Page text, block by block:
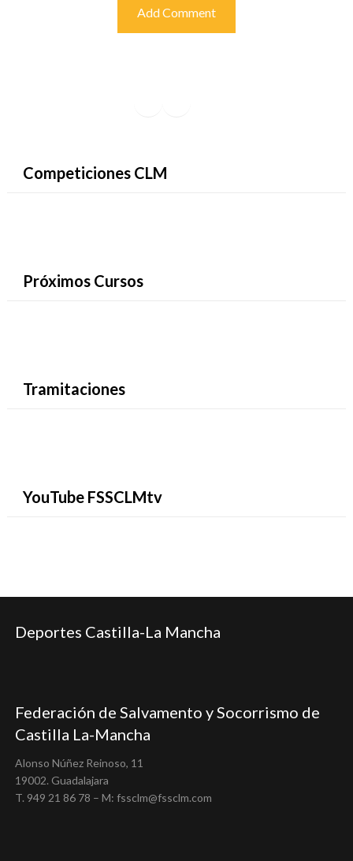
Competiciones CLM
Próximos Cursos
Tramitaciones
YouTube FSSCLMtv
Deportes Castilla-La Mancha
Federación de Salvamento y Socorrismo de
Castilla La-Mancha
Alonso Núñez Reinoso, 11
19002. Guadalajara
T. 949 21 86 78 – M: fssclm@fssclm.com